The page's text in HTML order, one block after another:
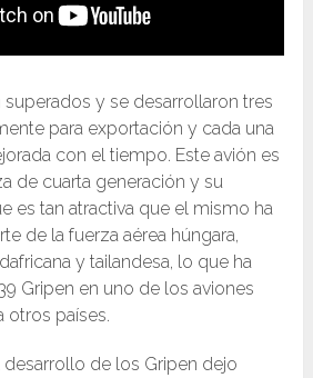
y se desarrollaron tres
para exportación y cada una
con el tiempo. Este avión es
de cuarta generación y su
es tan atractiva que el mismo ha
de la fuerza aérea húngara,
y tailandesa, lo que ha
Gripen en uno de los aviones
otros países.
de los Gripen dejo